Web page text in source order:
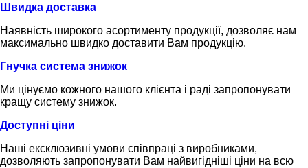
Швидка доставка
Наявність широкого асортименту продукції, дозволяє нам
максимально швидко доставити Вам продукцію.
Гнучка система знижок
Ми цінуємо кожного нашого клієнта і раді запропонувати
кращу систему знижок.
Доступні ціни
Наші ексклюзивні умови співпраці з виробниками,
дозволяють запропонувати Вам найвигідніші ціни на всю